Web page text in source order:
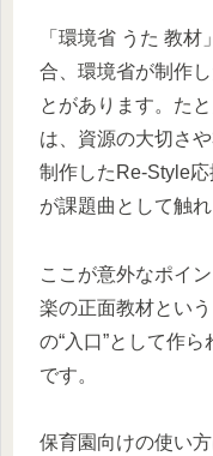
「環境省 うた 教材
合、環境省が制作
とがあります。た
は、資源の大切さ
制作したRe-Style応
が課題曲として触れ
ここが意外なポイ
楽の正面教材とい
の“入口”として作
です。
保育園向けの使い